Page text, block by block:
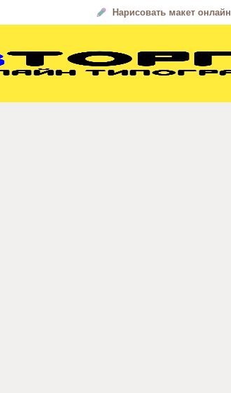
Нарисовать макет онлайн